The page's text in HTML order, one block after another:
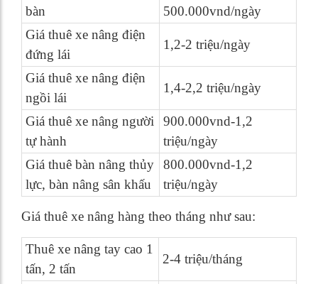
bàn
500.000vnd/ngày
Giá thuê xe nâng điện
đứng lái
1,2-2 triệu/ngày
Giá thuê xe nâng điện
ngồi lái
1,4-2,2 triệu/ngày
Giá thuê xe nâng người
tự hành
900.000vnd-1,2
triệu/ngày
Giá thuê bàn nâng thủy
lực, bàn nâng sân khấu
800.000vnd-1,2
triệu/ngày
Giá thuê xe nâng hàng theo tháng như sau:
Thuê xe nâng tay cao 1
tấn, 2 tấn
2-4 triệu/tháng